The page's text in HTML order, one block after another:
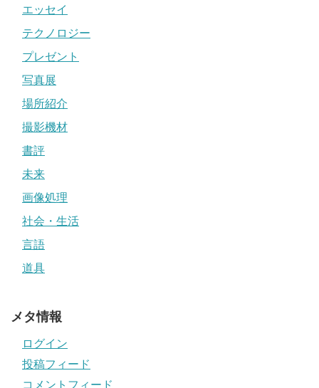
エッセイ
テクノロジー
プレゼント
写真展
場所紹介
撮影機材
書評
未来
画像処理
社会・生活
言語
道具
メタ情報
ログイン
投稿フィード
コメントフィード